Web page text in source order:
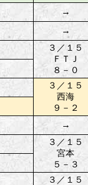
→
→
３／１５
ＦＴＪ
８－０
３／１５
西海
９－２
→
３／１５
宮本
５－３
３／１５